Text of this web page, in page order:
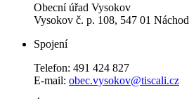
Obecní úřad Vysokov
Vysokov č. p. 108, 547 01 Náchod
Spojení
Telefon: 491 424 827
E-mail: obec.vysokov@tiscali.cz